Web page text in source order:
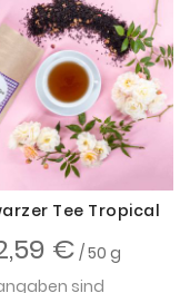
Tee Tropical
€/ 50 g
sind